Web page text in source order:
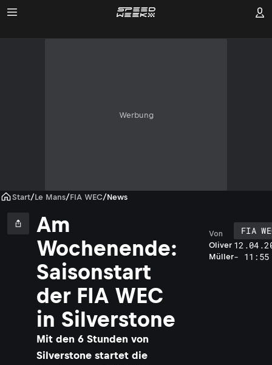
Werbung
Start/Le Mans/FIA WEC/News
Am
Wochenende:
Saisonstart
der FIA WEC
in Silverstone
Mit den 6 Stunden von
Silverstone startet die
Oliver
Müller
Von
FIA
- 11:55